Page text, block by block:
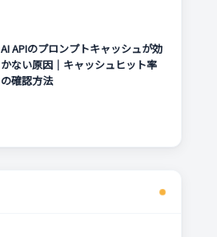
AI APIのプロンプトキャッシュが効
かない原因｜キャッシュヒット率
の確認方法